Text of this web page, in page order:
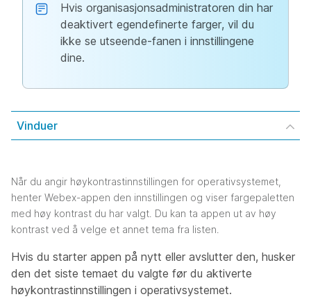
Hvis organisasjonsadministratoren din har
deaktivert egendefinerte farger, vil du
ikke se utseende-fanen i innstillingene
dine.
Vinduer
Når du angir høykontrastinnstillingen for operativsystemet,
henter Webex-appen den innstillingen og viser fargepaletten
med høy kontrast du har valgt. Du kan ta appen ut av høy
kontrast ved å velge et annet tema fra listen.
Hvis du starter appen på nytt eller avslutter den, husker
den det siste temaet du valgte før du aktiverte
høykontrastinnstillingen i operativsystemet.